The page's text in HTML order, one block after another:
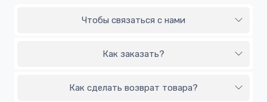
Чтобы связаться с нами
Как заказать?
Как сделать возврат товара?